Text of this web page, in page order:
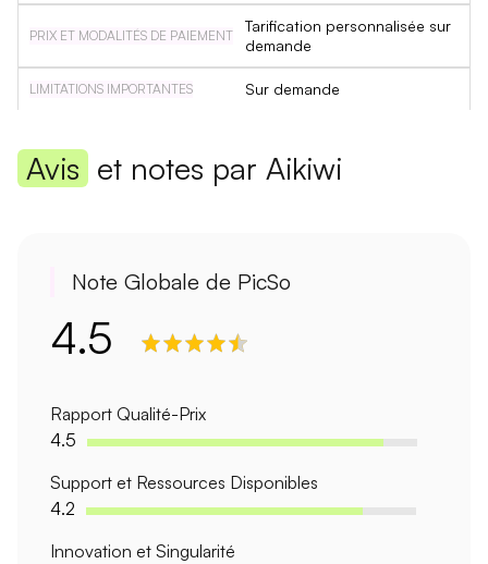
Tarification personnalisée sur
demande
Sur demande
Avis et notes par Aikiwi
Note Globale de PicSo
4.5
Rapport Qualité-Prix
4.5
Support et Ressources Disponibles
4.2
Innovation et Singularité